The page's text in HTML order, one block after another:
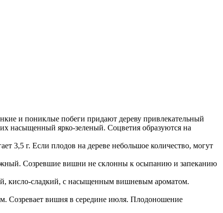
и пониклые побеги придают дереву привлекательный
насыщенный ярко-зеленый. Соцветия образуются на
3,5 г. Если плодов на дереве небольшое количество, могут
Созревшие вишни не склонны к осыпанию и запеканию
кисло-сладкий, с насыщенным вишневым ароматом.
Созревает вишня в середине июля. Плодоношение